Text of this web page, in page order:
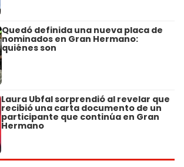
Quedó definida una nueva placa de
nominados en Gran Hermano:
quiénes son
Laura Ubfal sorprendió al revelar que
recibió una carta documento de un
participante que continúa en Gran
Hermano